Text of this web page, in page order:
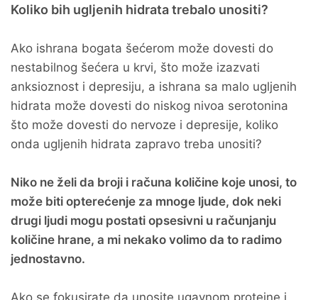
Koliko bih ugljenih hidrata trebalo unositi?
Ako ishrana bogata šećerom može dovesti do
nestabilnog šećera u krvi, što može izazvati
anksioznost i depresiju, a ishrana sa malo ugljenih
hidrata može dovesti do niskog nivoa serotonina
što može dovesti do nervoze i depresije, koliko
onda ugljenih hidrata zapravo treba unositi?
Niko ne želi da broji i računa količine koje unosi, to
može biti opterećenje za mnoge ljude, dok neki
drugi ljudi mogu postati opsesivni u računjanju
količine hrane, a mi nekako volimo da to radimo
jednostavno.
Ako se fokusirate da unosite ugavnom proteine i